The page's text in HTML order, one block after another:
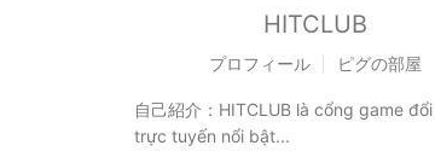
HITCLUB
プロフィール ピグの部屋
自己紹介： HITCLUB là cổng game
trực tuyến nổi bật...